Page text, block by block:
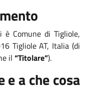
Comune di Tigliole,
Tigliole AT, Italia (di
il “Titolare”).
e a che cosa